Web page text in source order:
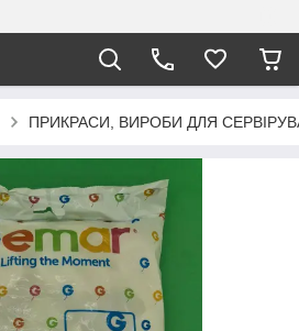
ПРИКРАСИ, ВИРОБИ ДЛЯ